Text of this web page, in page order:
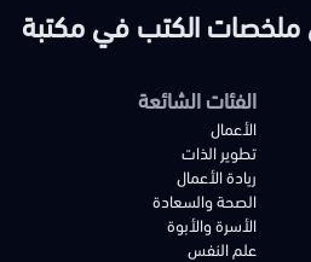
الكتب في مكتبة
الفئات الشائعة
الأعمال
تطوير الذات
ريادة الأعمال
الصحة والسعادة
الأسرة والأبوة
علم النفس